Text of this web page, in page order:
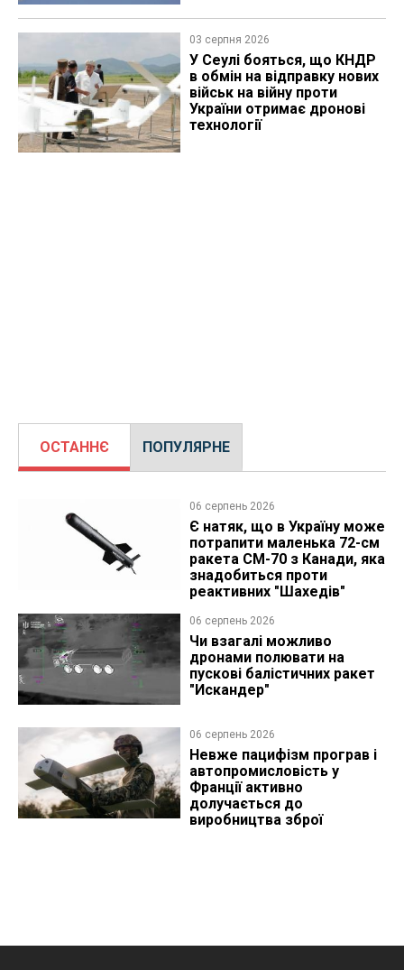
03 серпня 2026
У Сеулі бояться, що КНДР
в обмін на відправку нових
військ на війну проти
України отримає дронові
технології
ОСТАННЄ ПОПУЛЯРНЕ
06 серпень 2026
Є натяк, що в Україну може
потрапити маленька 72-см
ракета CM-70 з Канади, яка
знадобиться проти
реактивних "Шахедів"
06 серпень 2026
Чи взагалі можливо
дронами полювати на
пускові балістичних ракет
"Искандер"
06 серпень 2026
Невже пацифізм програв і
автопромисловість у
Франції активно
долучається до
виробництва зброї